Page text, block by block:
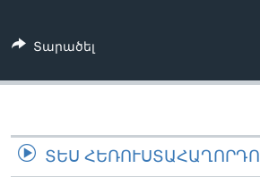
Տարածել
ՏԵՍ